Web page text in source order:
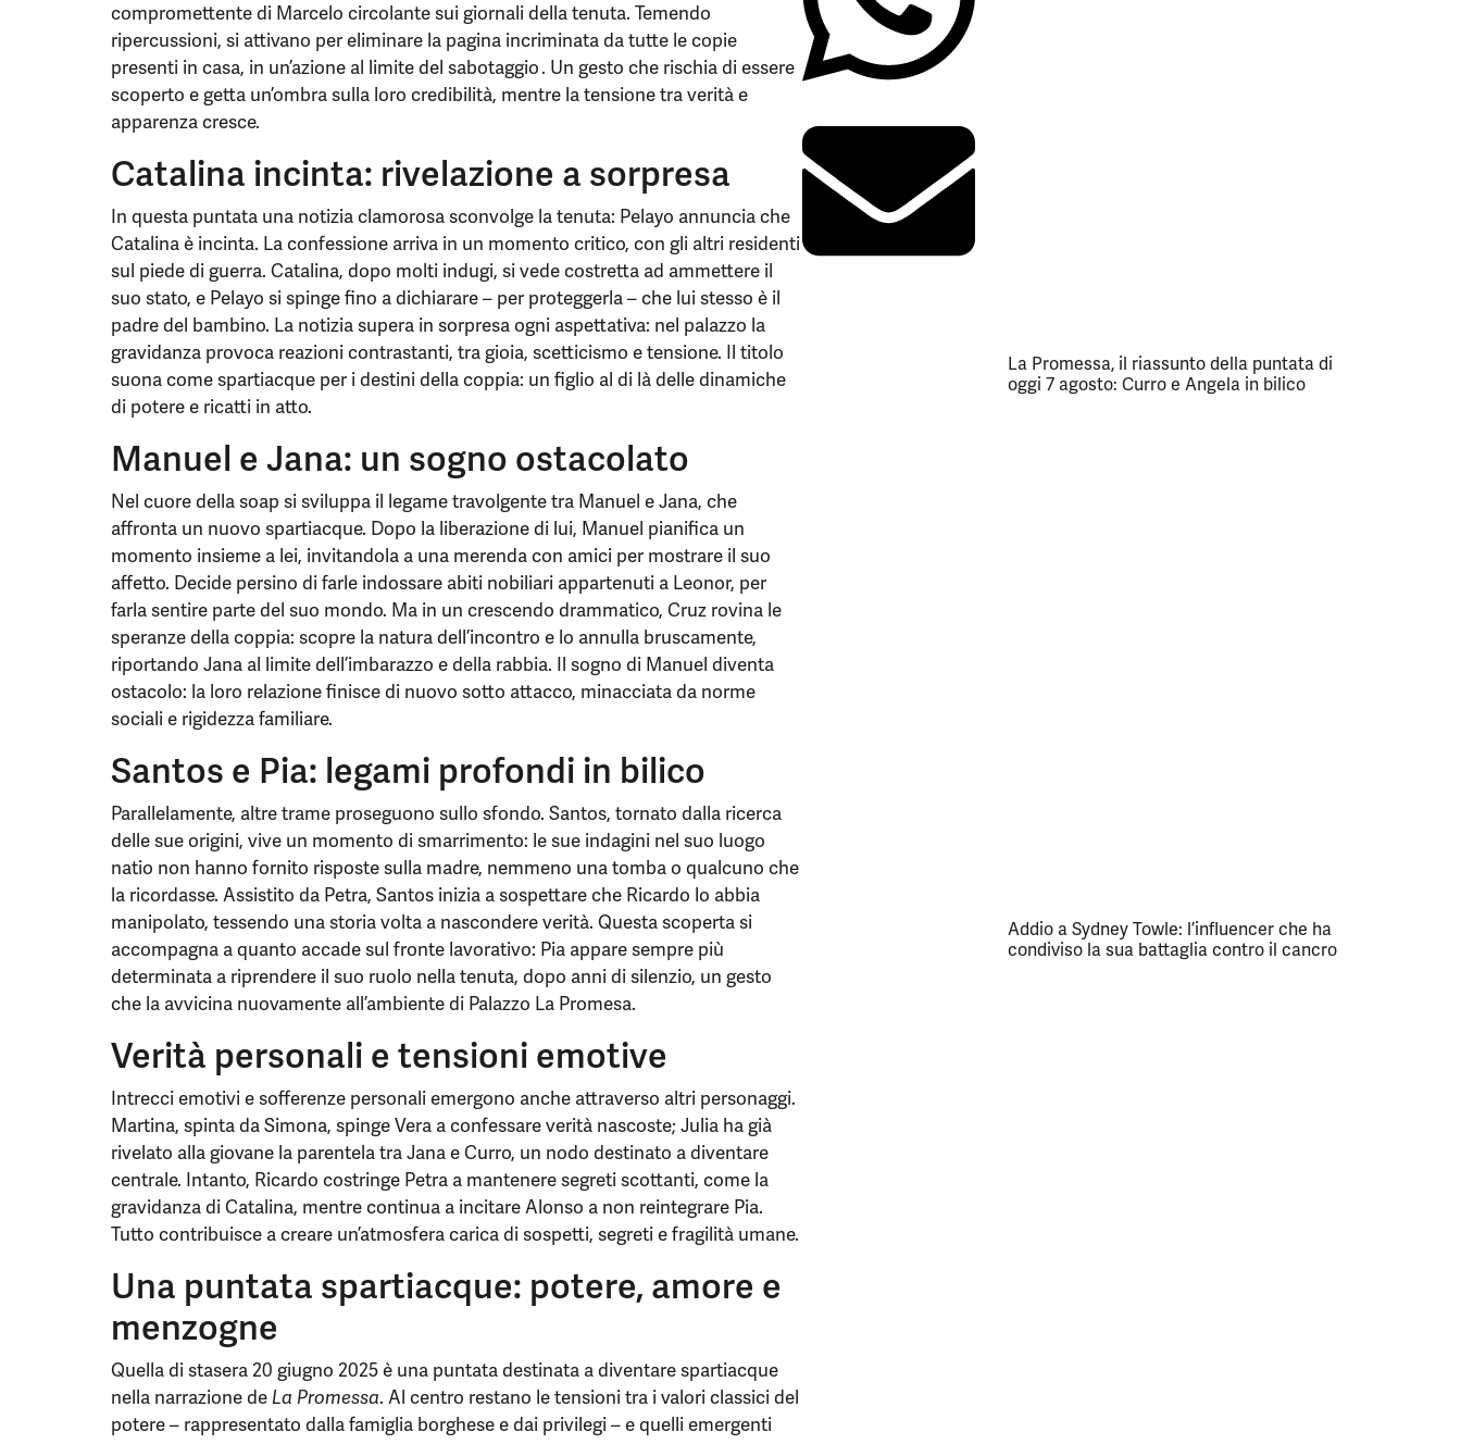
compromettente di Marcelo circolante sui giornali della tenuta. Temendo
ripercussioni, si attivano per eliminare la pagina incriminata da tutte le copie
presenti in casa, in un’azione al limite del sabotaggio . Un gesto che rischia di essere
scoperto e getta un’ombra sulla loro credibilità, mentre la tensione tra verità e
apparenza cresce.
Catalina incinta: rivelazione a sorpresa
In questa puntata una notizia clamorosa sconvolge la tenuta: Pelayo annuncia che
Catalina è incinta. La confessione arriva in un momento critico, con gli altri residenti
sul piede di guerra. Catalina, dopo molti indugi, si vede costretta ad ammettere il
suo stato, e Pelayo si spinge fino a dichiarare – per proteggerla – che lui stesso è il
padre del bambino. La notizia supera in sorpresa ogni aspettativa: nel palazzo la
gravidanza provoca reazioni contrastanti, tra gioia, scetticismo e tensione. Il titolo
suona come spartiacque per i destini della coppia: un figlio al di là delle dinamiche
di potere e ricatti in atto.
Manuel e Jana: un sogno ostacolato
Nel cuore della soap si sviluppa il legame travolgente tra Manuel e Jana, che
affronta un nuovo spartiacque. Dopo la liberazione di lui, Manuel pianifica un
momento insieme a lei, invitandola a una merenda con amici per mostrare il suo
affetto. Decide persino di farle indossare abiti nobiliari appartenuti a Leonor, per
farla sentire parte del suo mondo. Ma in un crescendo drammatico, Cruz rovina le
speranze della coppia: scopre la natura dell’incontro e lo annulla bruscamente,
riportando Jana al limite dell’imbarazzo e della rabbia. Il sogno di Manuel diventa
ostacolo: la loro relazione finisce di nuovo sotto attacco, minacciata da norme
sociali e rigidezza familiare.
Santos e Pia: legami profondi in bilico
Parallelamente, altre trame proseguono sullo sfondo. Santos, tornato dalla ricerca
delle sue origini, vive un momento di smarrimento: le sue indagini nel suo luogo
natio non hanno fornito risposte sulla madre, nemmeno una tomba o qualcuno che
la ricordasse. Assistito da Petra, Santos inizia a sospettare che Ricardo lo abbia
manipolato, tessendo una storia volta a nascondere verità. Questa scoperta si
accompagna a quanto accade sul fronte lavorativo: Pia appare sempre più
determinata a riprendere il suo ruolo nella tenuta, dopo anni di silenzio, un gesto
che la avvicina nuovamente all’ambiente di Palazzo La Promesa.
Verità personali e tensioni emotive
Intrecci emotivi e sofferenze personali emergono anche attraverso altri personaggi.
Martina, spinta da Simona, spinge Vera a confessare verità nascoste; Julia ha già
rivelato alla giovane la parentela tra Jana e Curro, un nodo destinato a diventare
centrale. Intanto, Ricardo costringe Petra a mantenere segreti scottanti, come la
gravidanza di Catalina, mentre continua a incitare Alonso a non reintegrare Pia.
Tutto contribuisce a creare un’atmosfera carica di sospetti, segreti e fragilità umane.
Una puntata spartiacque: potere, amore e
menzogne
Quella di stasera 20 giugno 2025 è una puntata destinata a diventare spartiacque
nella narrazione de La Promessa. Al centro restano le tensioni tra i valori classici del
potere – rappresentato dalla famiglia borghese e dai privilegi – e quelli emergenti
La Promessa, il riassunto della puntata di
oggi 7 agosto: Curro e Angela in bilico
Addio a Sydney Towle: l’influencer che ha
condiviso la sua battaglia contro il cancro